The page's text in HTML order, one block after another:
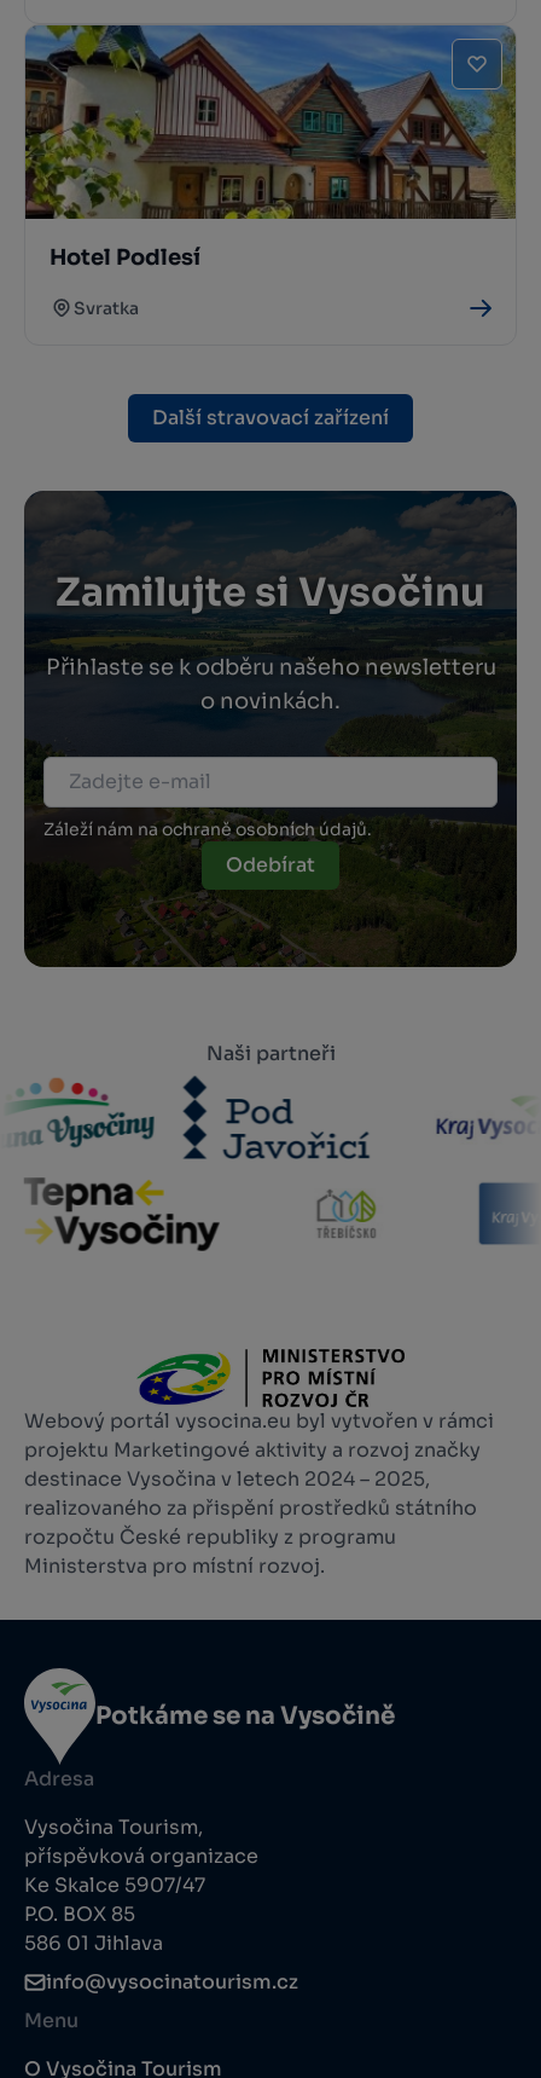
Hotel Podlesí
Svratka
Další stravovací zařízení
Zamilujte si Vysočinu
Přihlaste se k odběru našeho newsletteru
o novinkách.
Záleží nám na ochraně osobních údajů.
Odebírat
Naši partneři
Webový portál vysocina.eu byl vytvořen v rámci
projektu Marketingové aktivity a rozvoj značky
destinace Vysočina v letech 2024 – 2025,
realizovaného za přispění prostředků státního
rozpočtu České republiky z programu
Ministerstva pro místní rozvoj.
Potkáme se na Vysočině
Adresa
Vysočina Tourism,
příspěvková organizace
Ke Skalce 5907/47
P.O. BOX 85
586 01 Jihlava
info@vysocinatourism.cz
Menu
O Vysočina Tourism